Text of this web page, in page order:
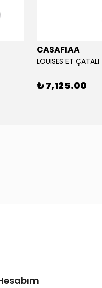
CASAFIAA
LOUISES ET ÇATALI
₺ 7,125.00